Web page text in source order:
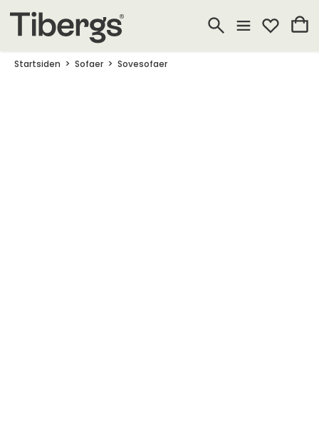
Startsiden Sofaer Sovesofaer